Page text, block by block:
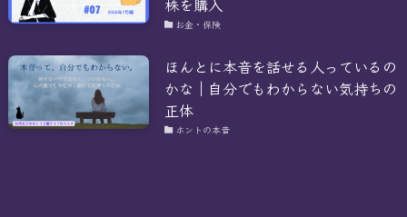
お金・保険
ほんとに本音を話せる人っているの
かな｜自分でもわからない気持ちの
正体
ホントの本音